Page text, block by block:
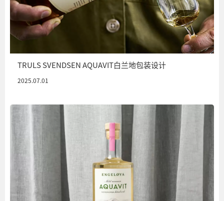
TRULS SVENDSEN AQUAVIT白兰地包装设计
2025.07.01